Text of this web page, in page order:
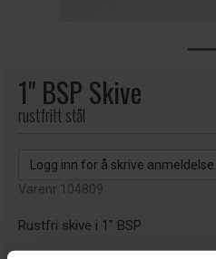
1" BSP Skive
rustfritt stål
Logg inn for å skrive anmeldelse...
Varenr:104809
Rustfri skive i 1" BSP